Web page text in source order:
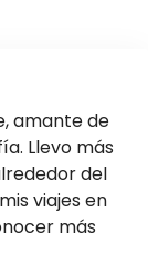
amante de
Llevo más
del
viajes en
más